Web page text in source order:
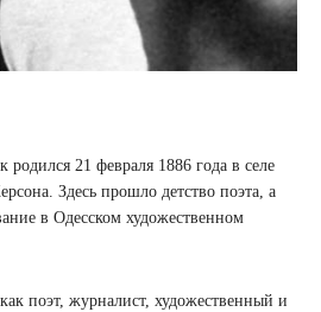
21 февраля 1886 года в селе
Здесь прошло детство поэта, а
в Одесском художественном
поэт, журналист, художественный и